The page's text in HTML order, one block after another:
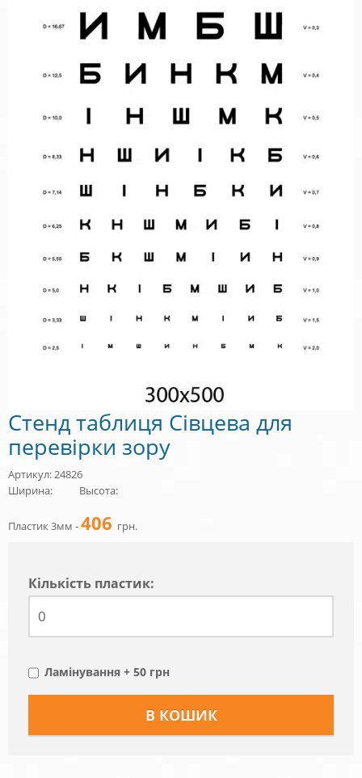
Стенд таблиця Сівцева для
перевірки зору
Артикул: 24826
Ширина:
Высота:
Пластик 3мм -406 грн.
Кiлькiсть пластик:
Ламінування + 50 грн